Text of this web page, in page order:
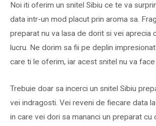
Noi iti oferim un snitel Sibiu ce te va
data intr-un mod placut prin aroma sa.
preparat nu va lasa de dorit si vei aprecia
lucru. Ne dorim sa fii pe deplin
care ti le oferim, iar acest snitel nu va
Trebuie doar sa incerci un snitel Sibiu
vei indragosti. Vei reveni de fiecare data
in care vei dori sa mananci un preparat cu